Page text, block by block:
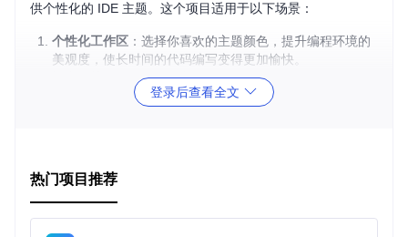
供个性化的 IDE 主题。这个项目适用于以下场景：
个性化工作区 ：选择你喜欢的主题颜色，提升编程环境的
美观度，使长时间的代码编写变得更加愉快。
：不同的颜色主题可以减轻眼睛疲劳，特别是对
于长时间在显示器前工作的程序员。
项目特点
登录后查看全文
热门项目推荐